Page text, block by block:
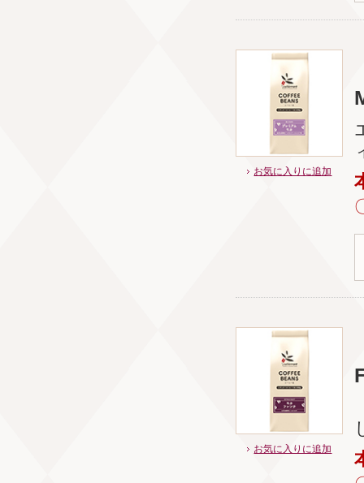
お気に入りに追加
お気に入りに追加